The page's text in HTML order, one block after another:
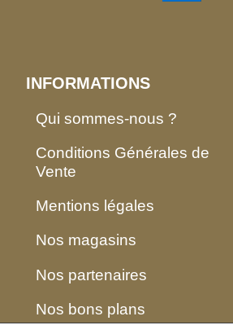
INFORMATIONS
Qui sommes-nous ?
Conditions Générales de
Vente
Mentions légales
Nos magasins
Nos partenaires
Nos bons plans